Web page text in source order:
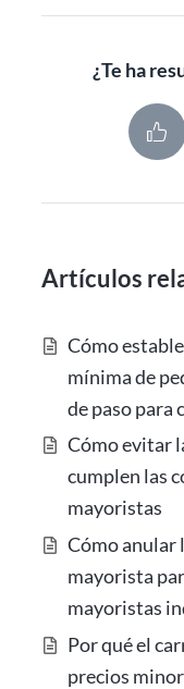
¿Te ha
Artículos
Cómo
mínima de
de paso para
Cómo evitar
cumplen las
mayoristas
Cómo anular
mayorista
mayoristas
Por qué el
precios